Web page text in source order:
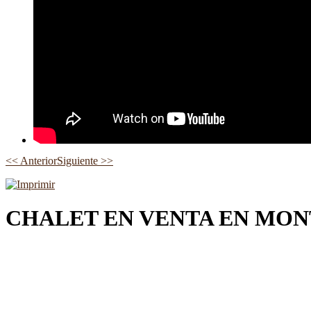
<< AnteriorSiguiente >>
CHALET EN VENTA EN